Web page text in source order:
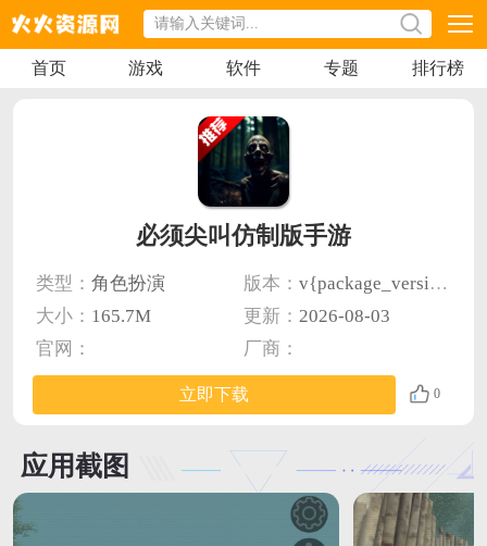
首页 游戏 软件 专题 排行榜
必须尖叫仿制版手游
类型： 角色扮演 版本： v{package_version_name} 最新版
大小： 165.7M 更新： 2026-08-03
官网：
厂商：
立即下载 0
应用截图